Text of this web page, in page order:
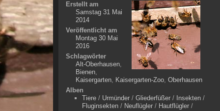
Erstellt am
Samstag 31 Mai
2014
Veröffentlicht am
Montag 30 Mai
2016
Schlagwörter
Alt-Oberhausen,
Bienen,
Kaisergarten, Kaisergarten-Zoo, Oberhausen
Alben
Tiere/ Urmünder/ Gliederfüßer/ Insekten/
Fluginsekten/ Neuflügler/ Hautflügler/